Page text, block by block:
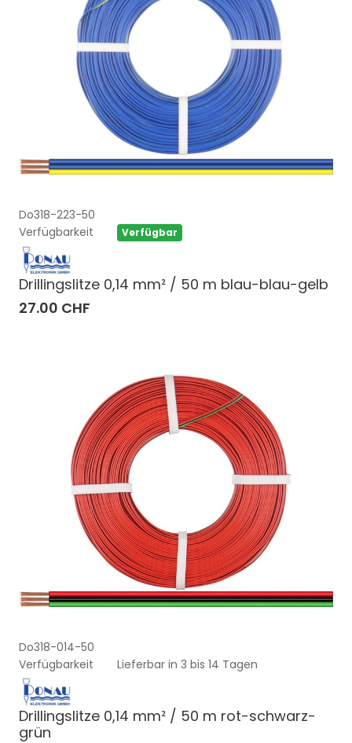
Do318-223-50
Verfügbarkeit
Verfügbar
Drillingslitze 0,14 mm² / 50 m blau-blau-gelb
27.00 CHF
Do318-014-50
Verfügbarkeit
Lieferbar in 3 bis 14 Tagen
Drillingslitze 0,14 mm² / 50 m rot-schwarz-
grün